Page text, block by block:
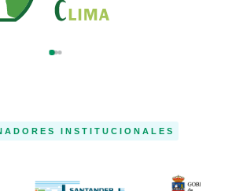
INSTITUCIONALES